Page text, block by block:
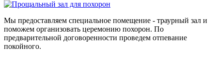
Мы предоставляем специальное помещение - траурный зал и
поможем организовать церемонию похорон. По
предварительной договоренности проведем отпевание
покойного.